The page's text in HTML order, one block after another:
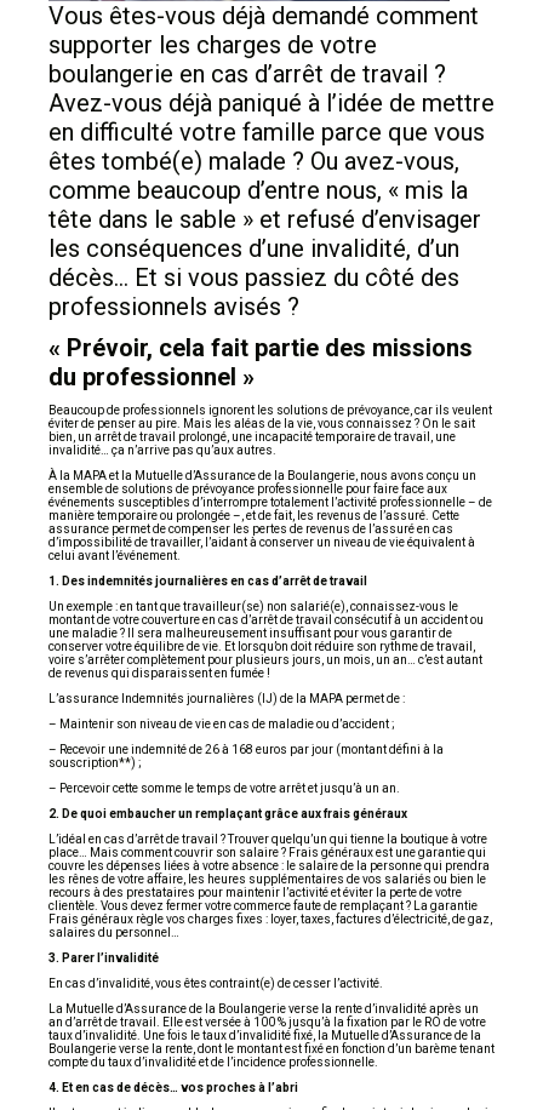
Vous êtes-vous déjà demandé comment
supporter les charges de votre
boulangerie en cas d’arrêt de travail ?
Avez-vous déjà paniqué à l’idée de mettre
en difficulté votre famille parce que vous
êtes tombé(e) malade ? Ou avez-vous,
comme beaucoup d’entre nous, « mis la
tête dans le sable » et refusé d’envisager
les conséquences d’une invalidité, d’un
décès… Et si vous passiez du côté des
professionnels avisés ?
« Prévoir, cela fait partie des missions
du professionnel »
Beaucoup de professionnels ignorent les solutions de prévoyance, car ils veulent
éviter de penser au pire. Mais les aléas de la vie, vous connaissez ? On le sait
bien, un arrêt de travail prolongé, une incapacité temporaire de travail, une
invalidité… ça n’arrive pas qu’aux autres.
À la MAPA et la Mutuelle d’Assurance de la Boulangerie, nous avons conçu un
ensemble de solutions de prévoyance professionnelle pour faire face aux
événements susceptibles d’interrompre totalement l’activité professionnelle – de
manière temporaire ou prolongée –, et de fait, les revenus de l’assuré. Cette
assurance permet de compenser les pertes de revenus de l’assuré en cas
d’impossibilité de travailler, l’aidant à conserver un niveau de vie équivalent à
celui avant l’événement.
1. Des indemnités journalières en cas d’arrêt de travail
Un exemple : en tant que travailleur(se) non salarié(e), connaissez-vous le
montant de votre couverture en cas d’arrêt de travail consécutif à un accident ou
une maladie ? Il sera malheureusement insuffisant pour vous garantir de
conserver votre équilibre de vie. Et lorsqu’on doit réduire son rythme de travail,
voire s’arrêter complètement pour plusieurs jours, un mois, un an… c’est autant
de revenus qui disparaissent en fumée !
L’assurance Indemnités journalières (IJ) de la MAPA permet de :
– Maintenir son niveau de vie en cas de maladie ou d’accident ;
– Recevoir une indemnité de 26 à 168 euros par jour (montant défini à la
souscription**) ;
– Percevoir cette somme le temps de votre arrêt et jusqu’à un an.
2. De quoi embaucher un remplaçant grâce aux frais généraux
L’idéal en cas d’arrêt de travail ? Trouver quelqu’un qui tienne la boutique à votre
place… Mais comment couvrir son salaire ? Frais généraux est une garantie qui
couvre les dépenses liées à votre absence : le salaire de la personne qui prendra
les rênes de votre affaire, les heures supplémentaires de vos salariés ou bien le
recours à des prestataires pour maintenir l’activité et éviter la perte de votre
clientèle. Vous devez fermer votre commerce faute de remplaçant ? La garantie
Frais généraux règle vos charges fixes : loyer, taxes, factures d’électricité, de gaz,
salaires du personnel…
3. Parer l’invalidité
En cas d’invalidité, vous êtes contraint(e) de cesser l’activité.
La Mutuelle d’Assurance de la Boulangerie verse la rente d’invalidité après un
an d’arrêt de travail. Elle est versée à 100 % jusqu’à la fixation par le RO de votre
taux d’invalidité. Une fois le taux d’invalidité fixé, la Mutuelle d’Assurance de la
Boulangerie verse la rente, dont le montant est fixé en fonction d’un barème tenant
compte du taux d’invalidité et de l’incidence professionnelle.
4. Et en cas de décès… vos proches à l’abri